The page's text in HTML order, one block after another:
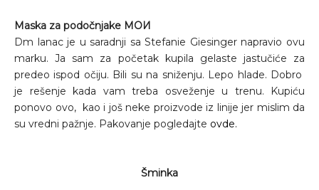
Maska za podočnjake MOИ
Dm lanac je u saradnji sa Stefanie Giesinger napravio ovu
marku. Ja sam za početak kupila gelaste jastučiće za
predeo ispod očiju. Bili su na sniženju. Lepo hlade. Dobro
je rešenje kada vam treba osveženje u trenu. Kupiću
ponovo ovo, kao i još neke proizvode iz linije jer mislim da
su vredni pažnje. Pakovanje pogledajte ovde.
Šminka